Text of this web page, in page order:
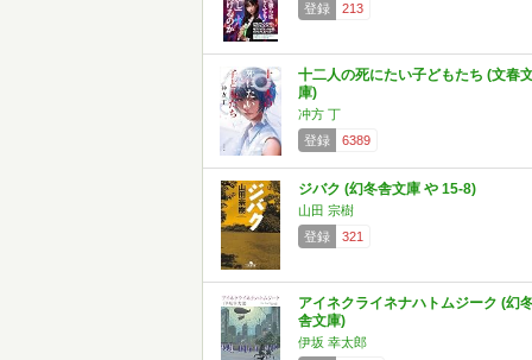
登録
213
十二人の死にたい子どもたち (文春
庫)
冲方 丁
登録
6389
ジバク (幻冬舎文庫 や 15-8)
山田 宗樹
登録
321
アイネクライネナハトムジーク (幻
舎文庫)
伊坂 幸太郎